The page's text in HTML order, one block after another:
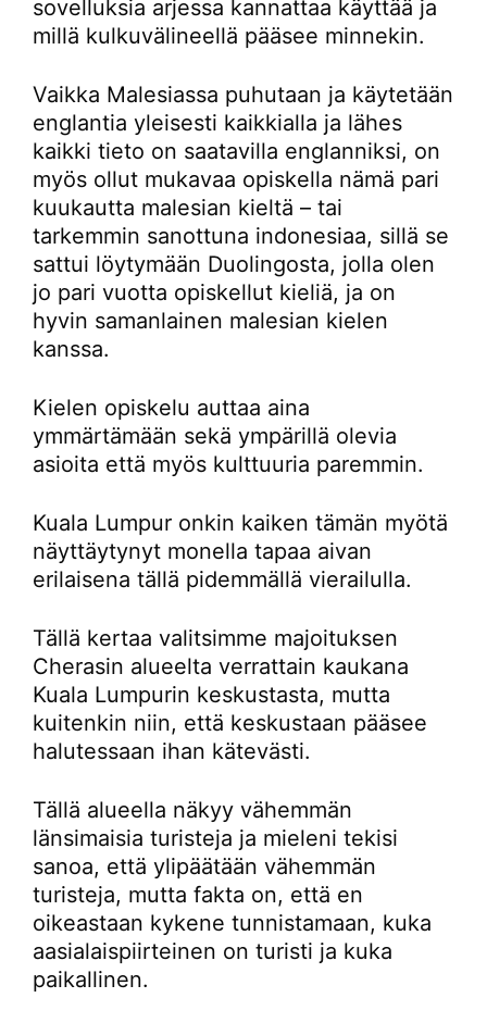
sovelluksia arjessa kannattaa käyttää ja
millä kulkuvälineellä pääsee minnekin.
Vaikka Malesiassa puhutaan ja käytetään
englantia yleisesti kaikkialla ja lähes
kaikki tieto on saatavilla englanniksi, on
myös ollut mukavaa opiskella nämä pari
kuukautta malesian kieltä – tai
tarkemmin sanottuna indonesiaa, sillä se
sattui löytymään Duolingosta, jolla olen
jo pari vuotta opiskellut kieliä, ja on
hyvin samanlainen malesian kielen
kanssa.
Kielen opiskelu auttaa aina
ymmärtämään sekä ympärillä olevia
asioita että myös kulttuuria paremmin.
Kuala Lumpur onkin kaiken tämän myötä
näyttäytynyt monella tapaa aivan
erilaisena tällä pidemmällä vierailulla.
Tällä kertaa valitsimme majoituksen
Cherasin alueelta verrattain kaukana
Kuala Lumpurin keskustasta, mutta
kuitenkin niin, että keskustaan pääsee
halutessaan ihan kätevästi.
Tällä alueella näkyy vähemmän
länsimaisia turisteja ja mieleni tekisi
sanoa, että ylipäätään vähemmän
turisteja, mutta fakta on, että en
oikeastaan kykene tunnistamaan, kuka
aasialaispiirteinen on turisti ja kuka
paikallinen.